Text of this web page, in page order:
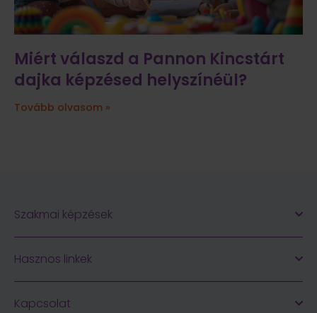
Miért válaszd a Pannon Kincstárt
dajka képzésed helyszínéül?
Tovább olvasom »
Szakmai képzések
Hasznos linkek
Kapcsolat